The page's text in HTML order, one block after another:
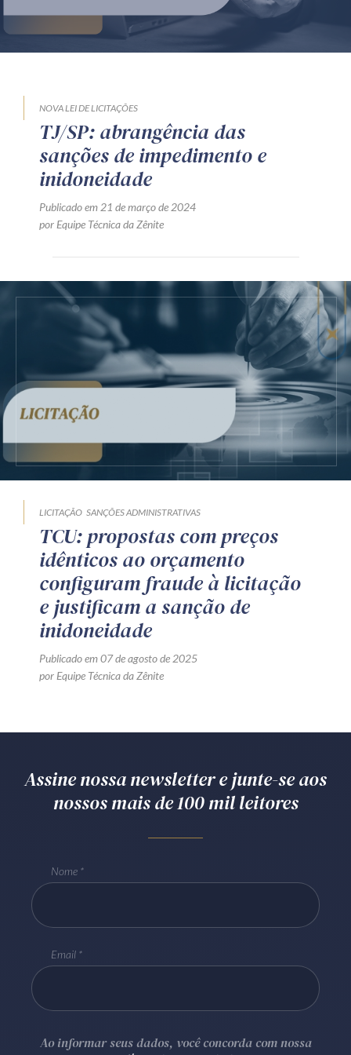
Produtos e serviços
Orientação por Escrito
Mentoria Zênite
Capacitação
Zênite Online
Eventos presenciais
Zênite in Company
Diferenciais
Receba por RSS
Av. Sete de Setembro, 4698
Batel
PR CEP 80240-000
Whatsapp (41) 98881-6616
NOVA LEI DE LICITAÇÕES
TJ/SP: abrangência das
sanções de impedimento e
inidoneidade
Publicado em 21 de março de 2024
por Equipe Técnica da Zênite
LICITAÇÃO SANÇÕES ADMINISTRATIVAS
TCU: propostas com preços
idênticos ao orçamento
configuram fraude à licitação
e justificam a sanção de
inidoneidade
Publicado em 07 de agosto de 2025
por Equipe Técnica da Zênite
Assine nossa newsletter e junte-se aos
nossos mais de 100 mil leitores
Nome
Email
Ao informar seus dados, você concorda com nossa